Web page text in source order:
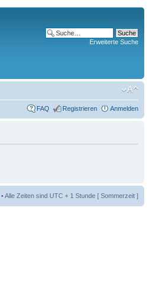
Erweiterte Suche
FAQ Registrieren Anmelden
• Alle Zeiten sind UTC + 1 Stunde [ Sommerzeit ]